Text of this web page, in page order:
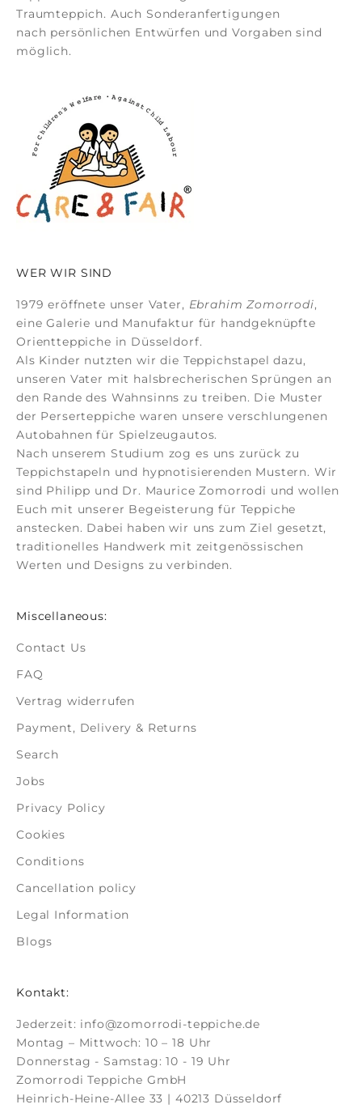
Traumteppich. Auch Sonderanfertigungen
nach persönlichen Entwürfen und Vorgaben sind
möglich.
WER WIR SIND
1979 eröffnete unser Vater, Ebrahim Zomorrodi,
eine Galerie und Manufaktur für handgeknüpfte
Orientteppiche in Düsseldorf.
Als Kinder nutzten wir die Teppichstapel dazu,
unseren Vater mit halsbrecherischen Sprüngen an
den Rande des Wahnsinns zu treiben. Die Muster
der Perserteppiche waren unsere verschlungenen
Autobahnen für Spielzeugautos.
Nach unserem Studium zog es uns zurück zu
Teppichstapeln und hypnotisierenden Mustern. Wir
sind Philipp und Dr. Maurice Zomorrodi und wollen
Euch mit unserer Begeisterung für Teppiche
anstecken. Dabei haben wir uns zum Ziel gesetzt,
traditionelles Handwerk mit zeitgenössischen
Werten und Designs zu verbinden.
Miscellaneous:
Contact Us
FAQ
Vertrag widerrufen
Payment, Delivery & Returns
Search
Jobs
Privacy Policy
Cookies
Conditions
Cancellation policy
Legal Information
Blogs
Kontakt:
Jederzeit: info@zomorrodi-teppiche.de
Montag – Mittwoch: 10 – 18 Uhr
Donnerstag - Samstag: 10 - 19 Uhr
Zomorrodi Teppiche GmbH
Heinrich-Heine-Allee 33 | 40213 Düsseldorf